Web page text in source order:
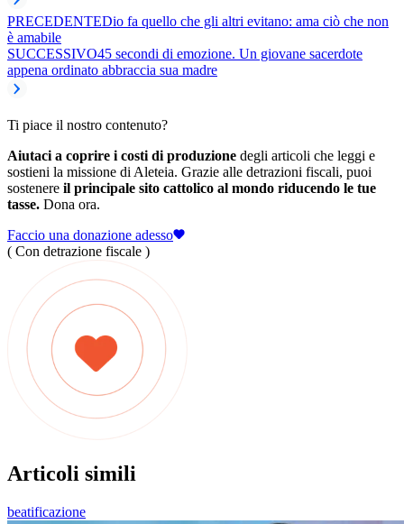
PRECEDENTEDio fa quello che gli altri evitano: ama ciò che non
è amabile
SUCCESSIVO45 secondi di emozione. Un giovane sacerdote
appena ordinato abbraccia sua madre
Ti piace il nostro contenuto?
Aiutaci a coprire i costi di produzione degli articoli che leggi e
sostieni la missione di Aleteia. Grazie alle detrazioni fiscali, puoi
sostenere il principale sito cattolico al mondo riducendo le tue
tasse. Dona ora.
Faccio una donazione adesso
( Con detrazione fiscale )
Articoli simili
beatificazione